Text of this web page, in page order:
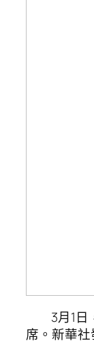
3月1
席。新華社